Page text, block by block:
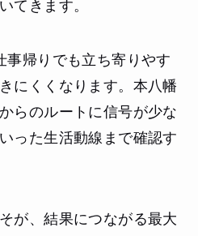
てきます。
事帰りでも立ち寄りやす
にくくなります。本八幡
らのルートに信号が少な
った生活動線まで確認す
が、結果につながる最大